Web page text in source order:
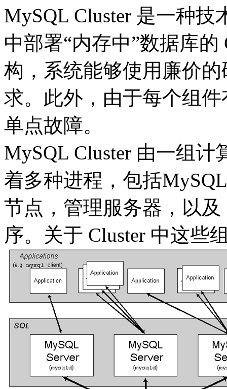
MySQL Cluster 是一种
中部署“内存中”数据库
构，系统能够使用廉价
求。此外，由于每个组
单点故障。
MySQL Cluster 由一组
着多种进程，包括
节点，管理服务器，以
序。关于 Cluster 中这些